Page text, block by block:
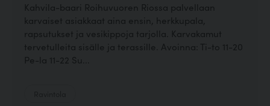
Kahvila-baari Roihuvuoren Riossa palvellaan
karvaiset asiakkaat aina ensin, herkkupala,
rapsutukset ja vesikippoja tarjolla. Karvakamut
tervetulleita sisälle ja terassille. Avoinna: Ti-to 11-20
Pe-la 11-22 Su...